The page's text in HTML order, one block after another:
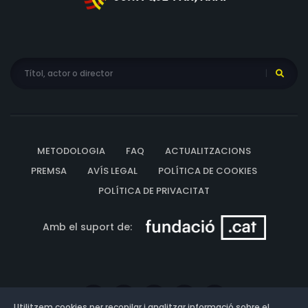
METODOLOGIA FAQ
ACTUALITZACIONS
PREMSA
AVÍS LEGAL
POLÍTICA DE COOKIES
POLÍTICA DE PRIVACITAT
Amb el suport de: